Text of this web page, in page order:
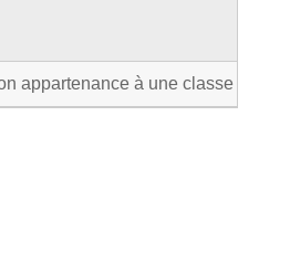
à une classe ou